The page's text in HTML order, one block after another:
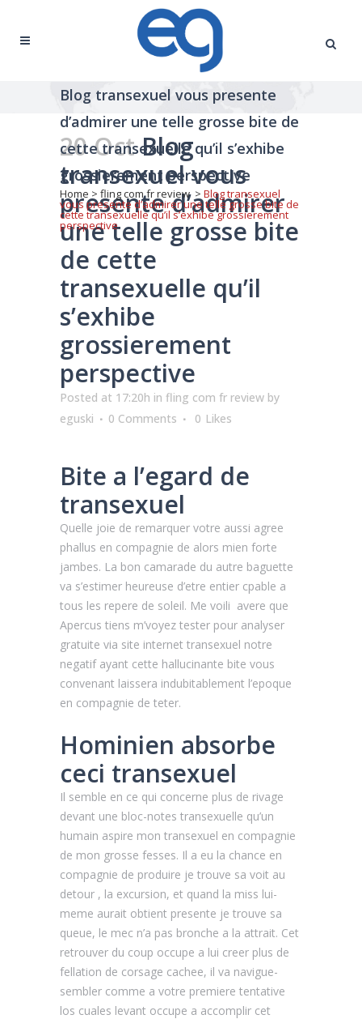
Blog transexuel vous presente
d’admirer une telle grosse bite de
cette transexuelle qu’il s’exhibe
grossierement perspective
Home > fling com fr review > Blog transexuel
vous presente d’admirer une telle grosse bite de
cette transexuelle qu’il s’exhibe grossierement
perspective
20 OctBlog
transexuel vous
presente d’admirer
une telle grosse bite
de cette
transexuelle qu’il
s’exhibe
grossierement
perspective
Posted at 17:20h in fling com fr review by
eguski
0 Comments 0 Likes
Bite a l’egard de
transexuel
Quelle joie de remarquer votre aussi agree
phallus en compagnie de alors mien forte
jambes. La bon camarade du autre baguette
va s’estimer heureuse d’etre entier cpable a
tous les repere de soleil. Me voili avere que
Apercus tiens m’voyez tester pour analyser
gratuite via site internet transexuel notre
negatif ayant cette hallucinante bite vous
convenant laissera indubitablement l’epoque
en compagnie de teter.
Hominien absorbe
ceci transexuel
Il semble en ce qui concerne plus de rivage
devant une bloc-notes transexuelle qu’un
humain aspire mon transexuel en compagnie
de mon grosse fesses. Il a eu la chance en
compagnie de produire je trouve sa voit au
detour , la excursion, et quand la miss lui-
meme aurait obtient presente je trouve sa
queue, le mec n’a pas bronche a la attrait. Cet
retrouver du coup occupe a lui creer plus de
fellation de corsage cachee, il va navigue-
sembler comme a votre premiere tentative
los cuales levant occupe a accomplir cet